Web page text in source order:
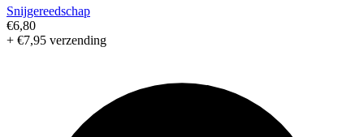
Snijgereedschap
€6,80
+ €7,95 verzending